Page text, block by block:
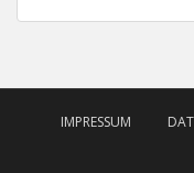
IMPRESSUM